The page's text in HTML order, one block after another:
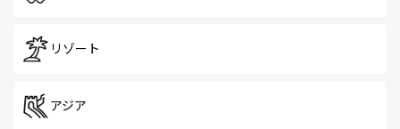
リゾート
アジア